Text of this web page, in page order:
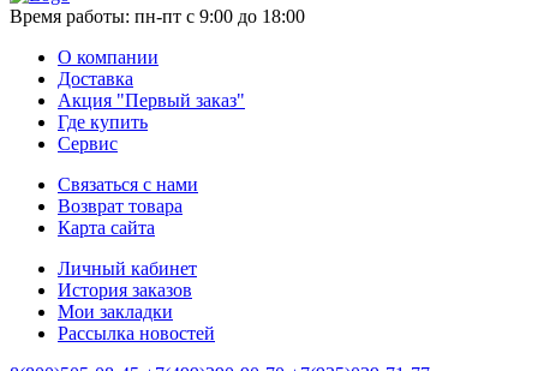
Время работы: пн-пт с 9:00 до 18:00
О компании
Доставка
Акция "Первый заказ"
Где купить
Сервис
Связаться с нами
Возврат товара
Карта сайта
Личный кабинет
История заказов
Мои закладки
Рассылка новостей